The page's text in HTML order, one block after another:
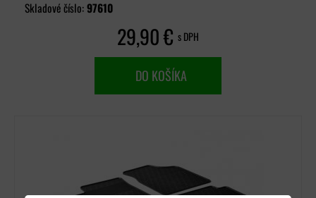
Skladové číslo:97610
29,90 € s DPH
DO KOŠÍKA